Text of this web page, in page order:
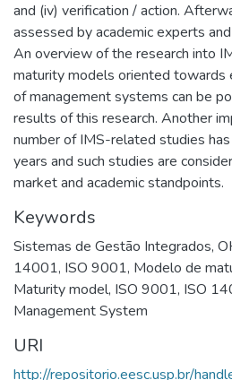
and (iv) verification / action.
assessed by academic experts
An overview of the research into
maturity models oriented towards
of management systems can be
results of this research. Another
number of IMS-related studies
years and such studies are
market and academic standpoints.
Keywords
Sistemas de Gestão Integrados,
14001, ISO 9001, Modelo de
Maturity model, ISO 9001, ISO
Management System
URI
http://repositorio.eesc.usp.br/